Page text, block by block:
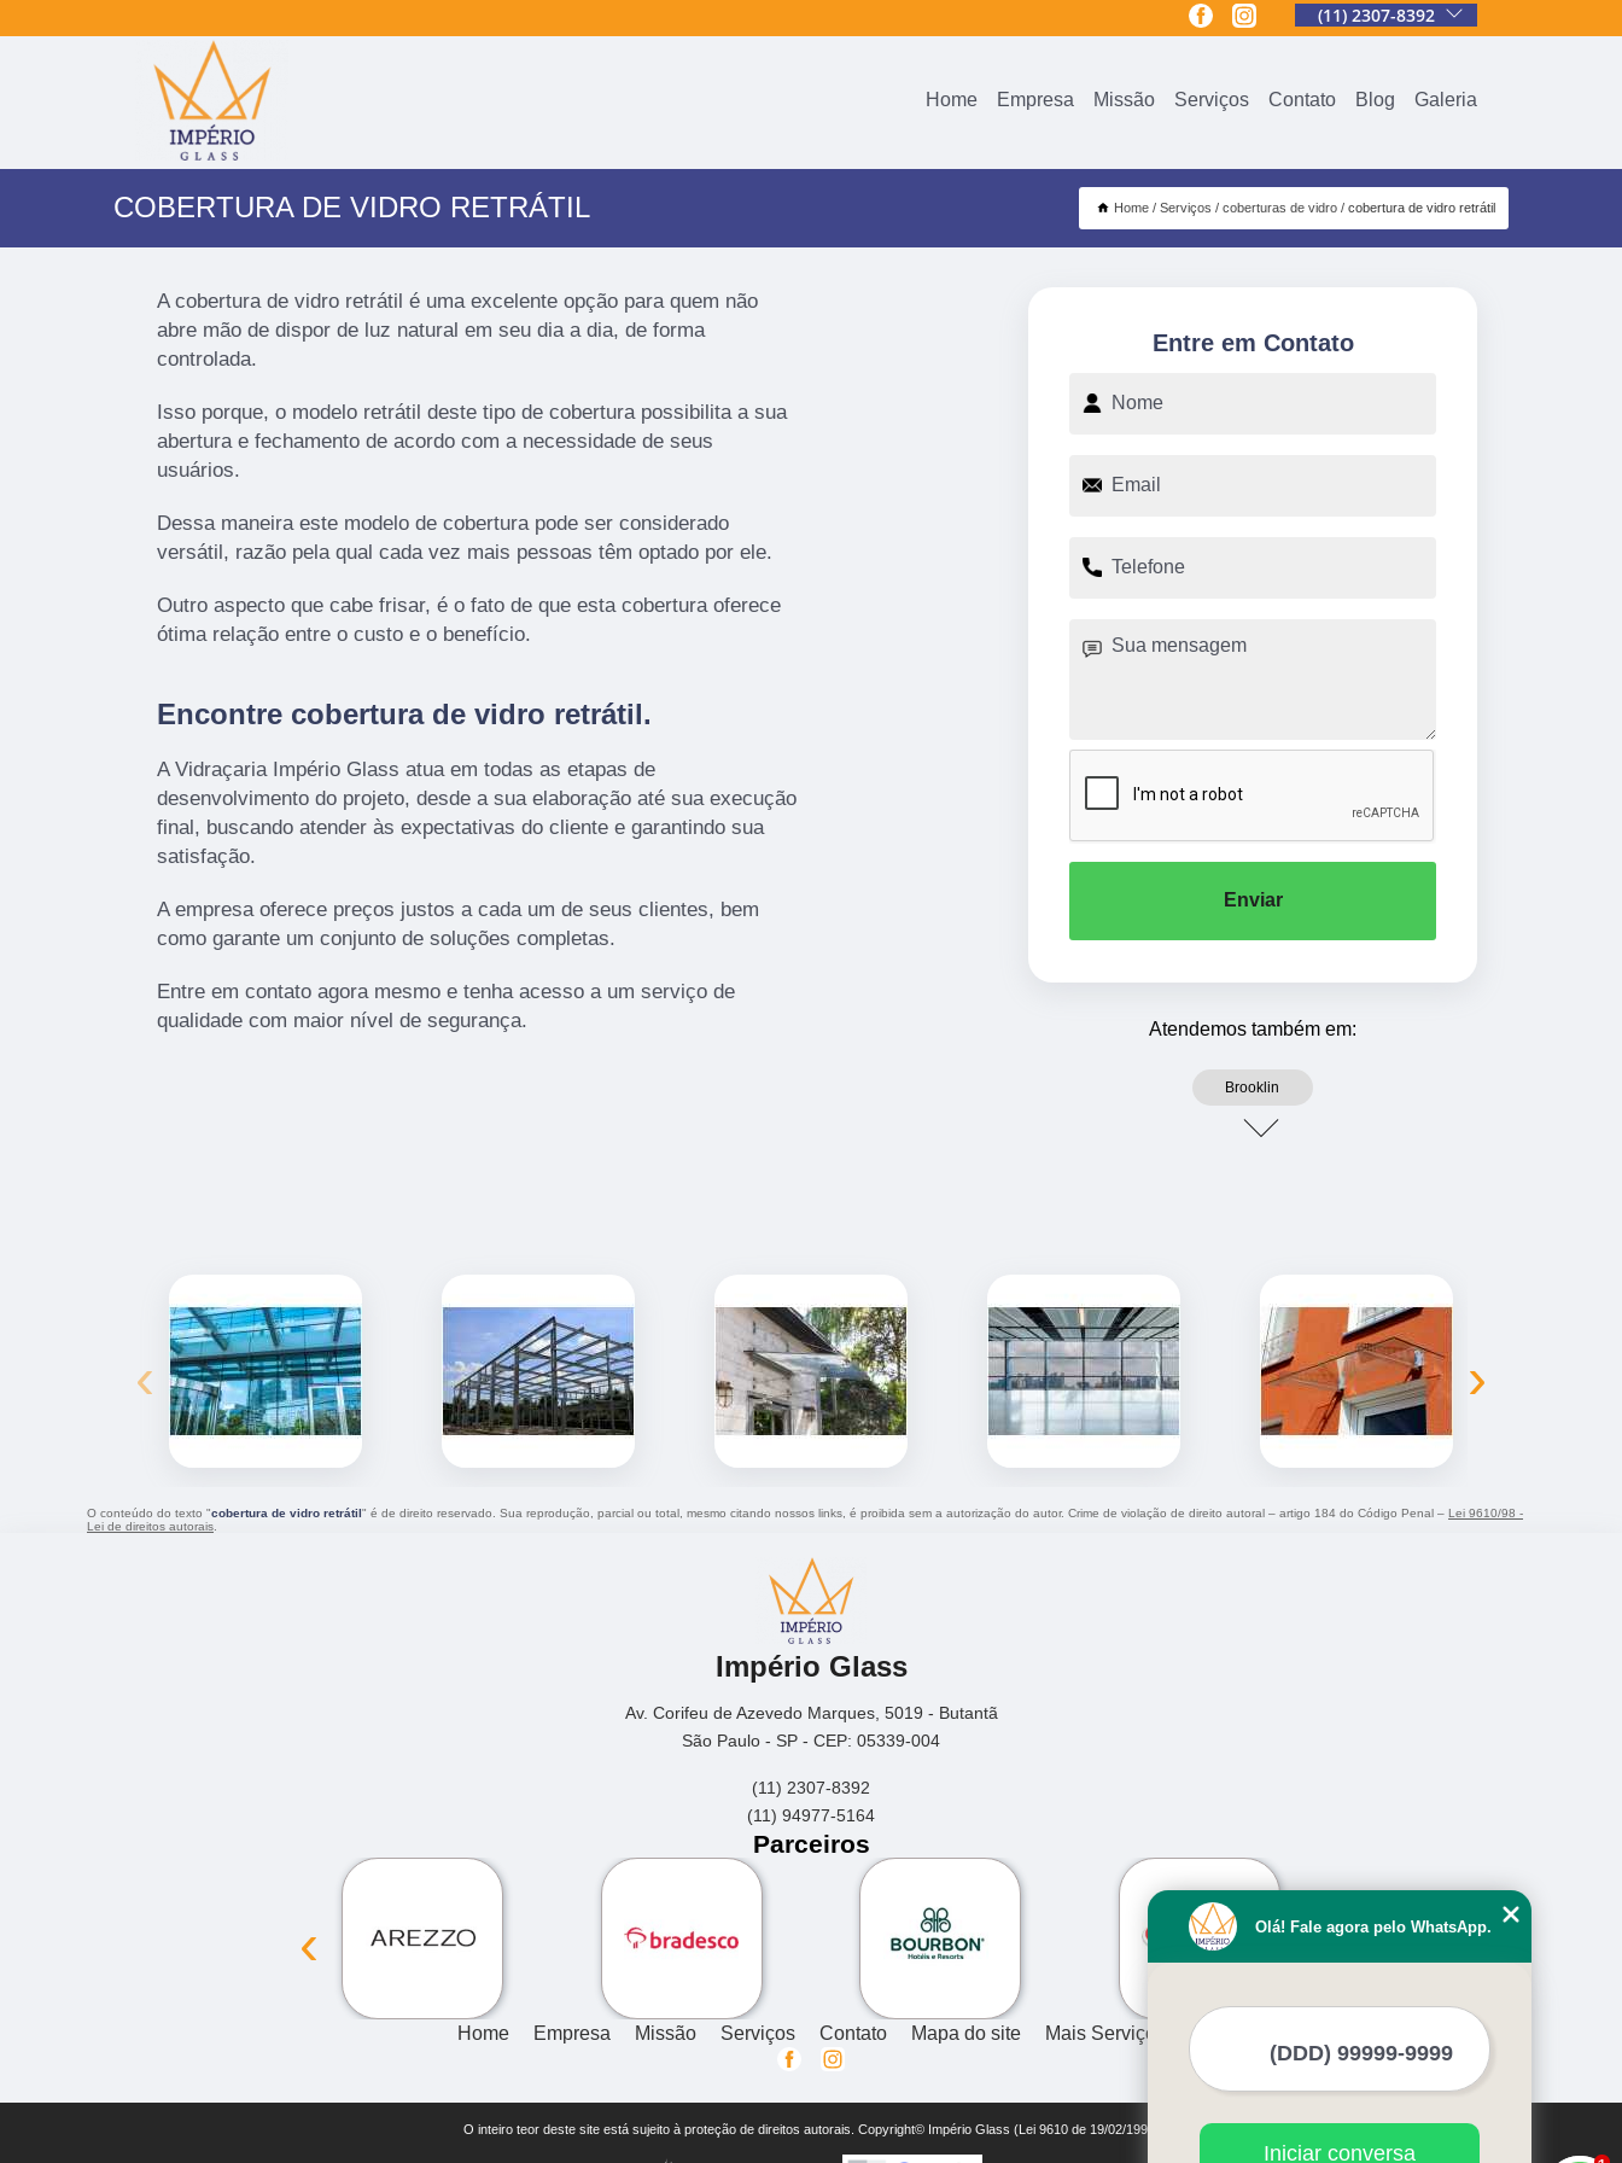
(11) 2307-8392
Home Empresa Missão Serviços Contato Blog Galeria
COBERTURA DE VIDRO RETRÁTIL Home Serviços coberturas de vidro cobertura de vidro retrátil
A cobertura de vidro retrátil é uma excelente opção para quem não
abre mão de dispor de luz natural em seu dia a dia, de forma
controlada.
Isso porque, o modelo retrátil deste tipo de cobertura possibilita a sua
abertura e fechamento de acordo com a necessidade de seus
usuários.
Dessa maneira este modelo de cobertura pode ser considerado
versátil, razão pela qual cada vez mais pessoas têm optado por ele.
Outro aspecto que cabe frisar, é o fato de que esta cobertura oferece
ótima relação entre o custo e o benefício.
Encontre cobertura de vidro retrátil.
A Vidraçaria Império Glass atua em todas as etapas de
desenvolvimento do projeto, desde a sua elaboração até sua execução
final, buscando atender às expectativas do cliente e garantindo sua
satisfação.
A empresa oferece preços justos a cada um de seus clientes, bem
como garante um conjunto de soluções completas.
Entre em contato agora mesmo e tenha acesso a um serviço de
qualidade com maior nível de segurança.
Entre em Contato
Enviar
Atendemos também em:
Brooklin
‹ ›
O conteúdo do texto "cobertura de vidro retrátil" é de direito reservado. Sua reprodução, parcial ou total, mesmo citando nossos links, é proibida sem a autorização do autor. Crime de violação de direito autoral – artigo 184 do Código Penal – Lei 9610/98 -
Lei de direitos autorais
Império Glass
Av. Corifeu de Azevedo Marques, 5019 - Butantã
São Paulo - SP - CEP: 05339-004
(11) 2307-8392
(11) 94977-5164
Parceiros
‹ ›
Home Empresa Missão Serviços Contato Mapa do site Mais Serviços
O inteiro teor deste site está sujeito à proteção de direitos autorais. Copyright© Império Glass (Lei 9610 de 19/02/1998)
Olá! Fale agora pelo WhatsApp.
Iniciar conversa